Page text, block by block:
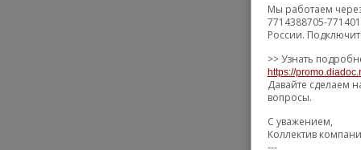
Мы работаем
7714388705-
России.
>> Узнать
https://
Давайте сделаем
вопросы.
С уважением,
Коллектив
---